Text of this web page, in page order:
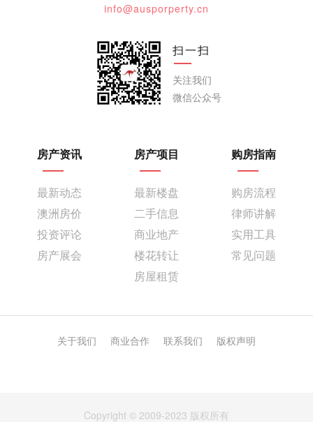
info@ausporperty.cn
扫一扫
关注我们
微信公众号
房产资讯
最新动态
澳洲房价
投资评论
房产展会
房产项目
最新楼盘
二手信息
商业地产
楼花转让
房屋租赁
购房指南
购房流程
律师讲解
实用工具
常见问题
关于我们 商业合作 联系我们 版权声明
Copyright © 2009-2023 版权所有